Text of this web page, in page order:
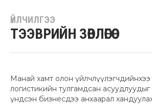
ҮЙЛЧИЛГЭЭ
ТЭЭВРИЙН ЗӨВЛӨГӨӨ
Манай хамт олон үйлчлүүлэгчдийнхээ
логистикийн тулгамдсан
үндсэн бизнесдээ анхаарал